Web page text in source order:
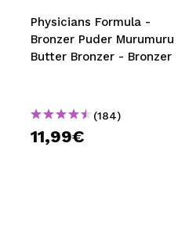
Physicians Formula -
Bronzer Puder Murumuru
Butter Bronzer - Bronzer
(184)
11,99€